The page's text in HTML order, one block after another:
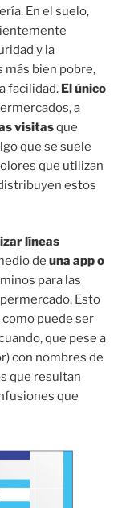
En el suelo,
y la
más bien pobre,
facilidad. El único
a
visitasque
que se suele
que utilizan
estos
líneas
de una app o
para las
Esto
puede ser
que pese a
con nombres de
que resultan
que